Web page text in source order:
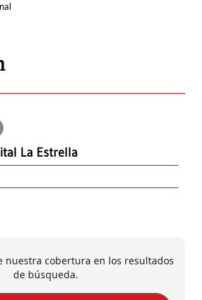
La Estrella
nuestra cobertura en los resultados
de búsqueda.